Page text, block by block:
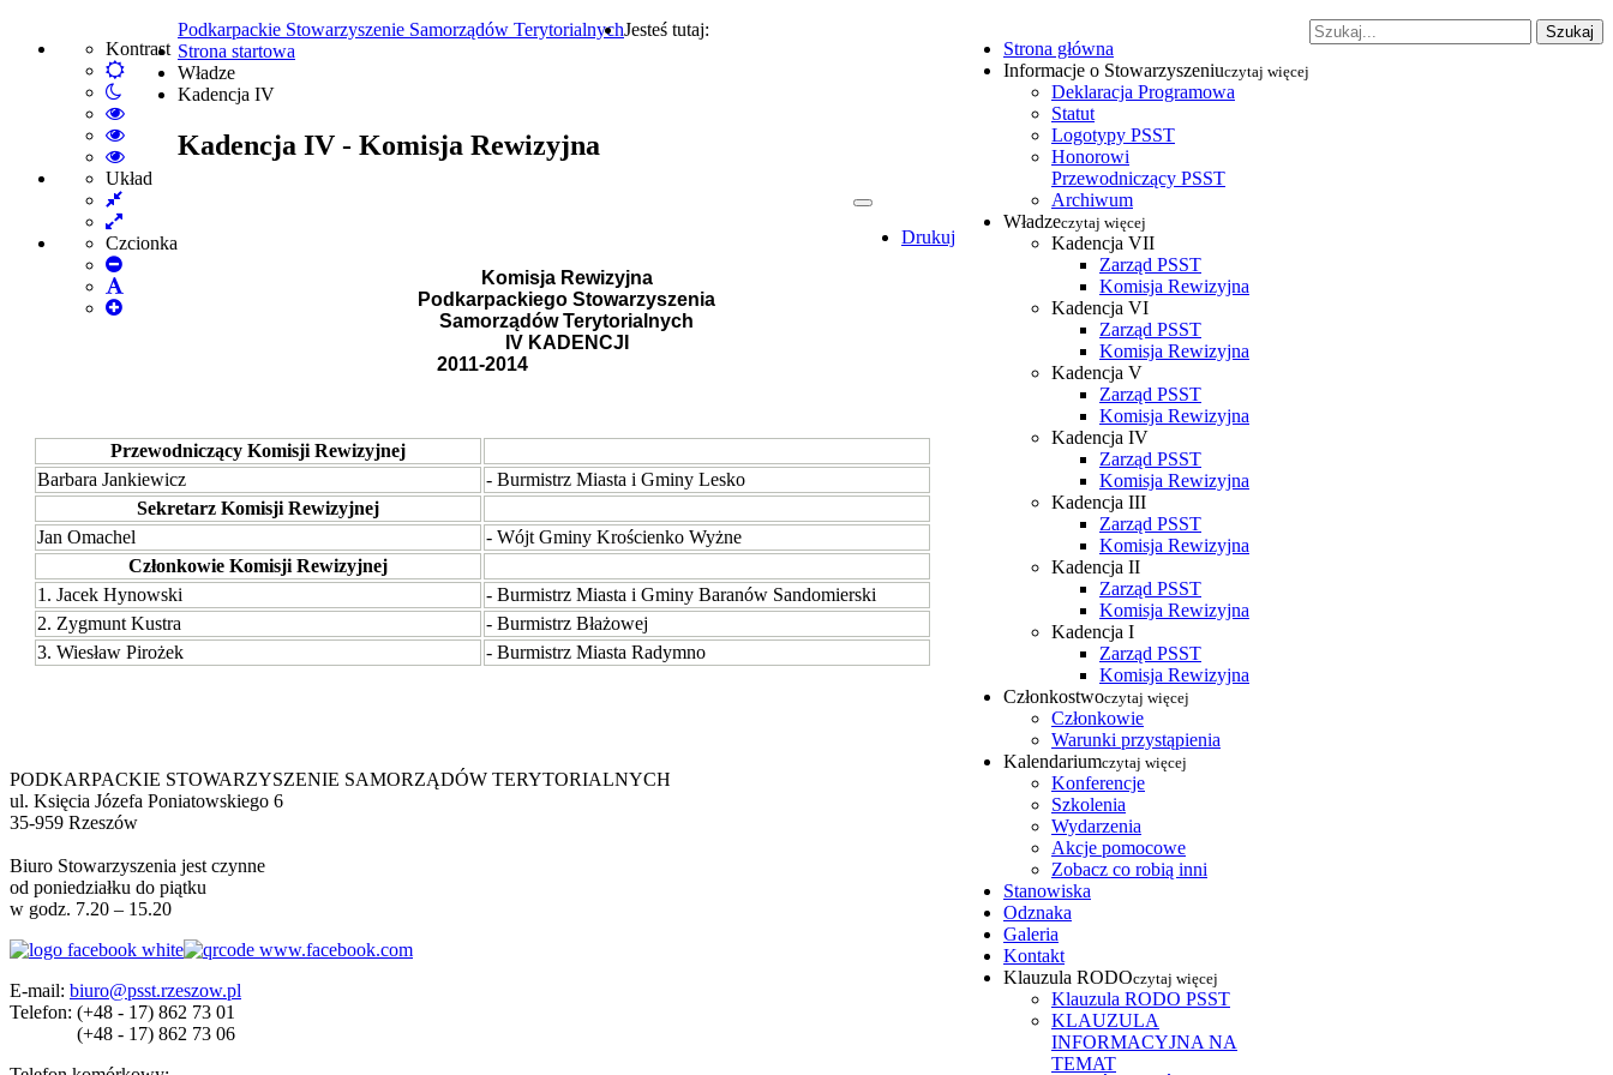
Kontrast
Default
mode
Włącz
tryb
nocny
High
Contrast
Black
White
High
Contrast
Black
High
Contrast
mode
Układ
Fixed
layout
Wide
layout
Czcionka
Set
Font
Set
Szukaj
Podkarpackie Stowarzyszenie Samorządów Terytorialnych
Strona główna
Informacje o Stowarzyszeniuczytaj więcej
Deklaracja Programowa
Statut
Logotypy PSST
Honorowi
Przewodniczący PSST
Archiwum
Władzeczytaj więcej
Kadencja VII
Zarząd PSST
Komisja Rewizyjna
Kadencja VI
Zarząd PSST
Komisja Rewizyjna
Kadencja V
Zarząd PSST
Komisja Rewizyjna
Kadencja IV
Zarząd PSST
Komisja Rewizyjna
Kadencja III
Zarząd PSST
Komisja Rewizyjna
Kadencja II
Zarząd PSST
Komisja Rewizyjna
Kadencja I
Zarząd PSST
Komisja Rewizyjna
Członkostwoczytaj więcej
Członkowie
Warunki przystąpienia
Kalendariumczytaj więcej
Konferencje
Szkolenia
Wydarzenia
Akcje pomocowe
Zobacz co robią inni
Stanowiska
Odznaka
Galeria
Kontakt
Klauzula RODOczytaj więcej
Klauzula RODO PSST
KLAUZULA
INFORMACYJNA NA
TEMAT
Jesteś tutaj:
Strona startowa
Władze
Kadencja IV
Kadencja IV - Komisja Rewizyjna
Drukuj
Komisja Rewizyjna
Podkarpackiego Stowarzyszenia
Samorządów Terytorialnych
IV KADENCJI
2011-2014
Przewodniczący Komisji Rewizyjnej
Barbara Jankiewicz
- Burmistrz Miasta i Gminy Lesko
Sekretarz Komisji Rewizyjnej
Jan Omachel
- Wójt Gminy Krościenko Wyżne
Członkowie Komisji Rewizyjnej
1. Jacek Hynowski
- Burmistrz Miasta i Gminy Baranów Sandomierski
2. Zygmunt Kustra
- Burmistrz Błażowej
3. Wiesław Pirożek
- Burmistrz Miasta Radymno
PODKARPACKIE STOWARZYSZENIE SAMORZĄDÓW TERYTORIALNYCH
ul. Księcia Józefa Poniatowskiego 6
35-959 Rzeszów
Biuro Stowarzyszenia jest czynne
od poniedziałku do piątku
w godz. 7.20 – 15.20
E-mail: biuro@psst.rzeszow.pl
Telefon: (+48 - 17) 862 73 01
(+48 - 17) 862 73 06